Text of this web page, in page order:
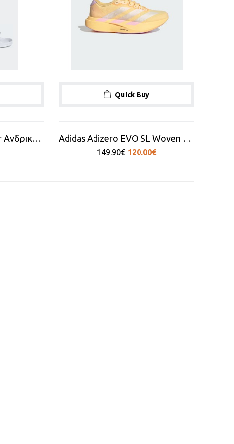
Adidas Adilette Shower Ανδρικά Slides Cloud White
Quick Buy
Adidas Adizero EVO SL Woven LIGHTSTRIKEPRO Running Shoes
149.90€ 120.00€